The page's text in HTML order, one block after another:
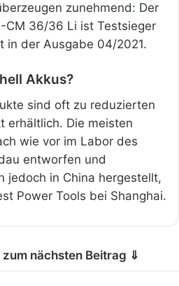
zunehmend: Der
CM 36/36 Li ist Testsieger
in der Ausgabe 04/2021.
Akkus?
sind oft zu reduzierten
erhältlich. Die meisten
wie vor im Labor des
entworfen und
jedoch in China hergestellt,
Power Tools bei Shanghai.
nächsten Beitrag ⇓